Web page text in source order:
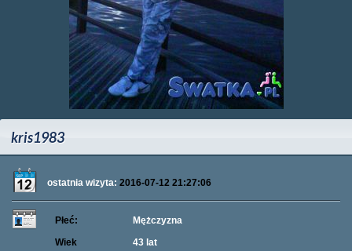
kris1983
ostatnia wizyta: 2016-07-12 21:27:06
Płeć:
Mężczyzna
Wiek
43 lat